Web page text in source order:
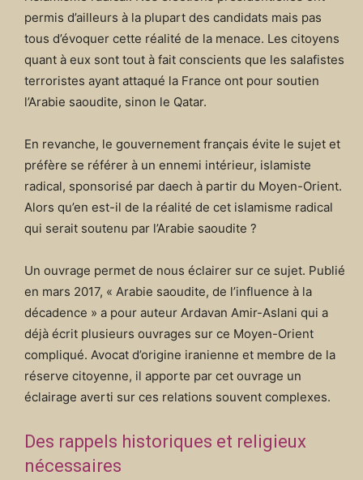
permis d’ailleurs à la plupart des candidats mais pas
tous d’évoquer cette réalité de la menace. Les citoyens
quant à eux sont tout à fait conscients que les salafistes
terroristes ayant attaqué la France ont pour soutien
l’Arabie saoudite, sinon le Qatar.
En revanche, le gouvernement français évite le sujet et
préfère se référer à un ennemi intérieur, islamiste
radical, sponsorisé par daech à partir du Moyen-Orient.
Alors qu’en est-il de la réalité de cet islamisme radical
qui serait soutenu par l’Arabie saoudite ?
Un ouvrage permet de nous éclairer sur ce sujet. Publié
en mars 2017, « Arabie saoudite, de l’influence à la
décadence » a pour auteur Ardavan Amir-Aslani qui a
déjà écrit plusieurs ouvrages sur ce Moyen-Orient
compliqué. Avocat d’origine iranienne et membre de la
réserve citoyenne, il apporte par cet ouvrage un
éclairage averti sur ces relations souvent complexes.
Des rappels historiques et religieux
nécessaires